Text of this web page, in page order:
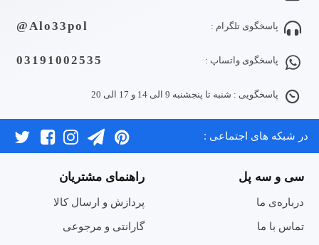
پاسخگوی تلگرام : Alo33pol@
پاسخگوی واتساپ : 03191002535
پاسخگویی : شنبه تا پنجشنبه 9 الی 14 و 17 الی 20
در شبکه های اجتماعی :
سی و سه پل
درباره‌ی ما
تماس با ما
راهنمای مشتریان
پردازش و ارسال کالا
گارانتی و مرجوعی